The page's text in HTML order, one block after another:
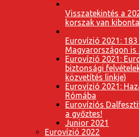
Visszatekintés a
korszak van
Eurovízió 2021:
Magyarországon
Eurovízió 2021:
biztonsági
közvetítés linkje)
Eurovízió 2021:
Rómába
Eurovíziós
a győztes!
Junior 2021
Eurovízió 2022